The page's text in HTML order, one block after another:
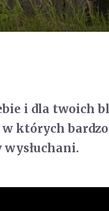
i dla twoich
w których